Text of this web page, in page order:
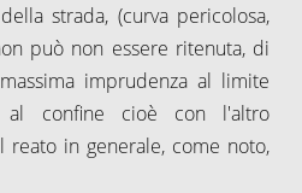
strada, (curva pericolosa,
può non essere ritenuta, di
imprudenza al limite
al confine cioè con l'altro
reato in generale, come noto,